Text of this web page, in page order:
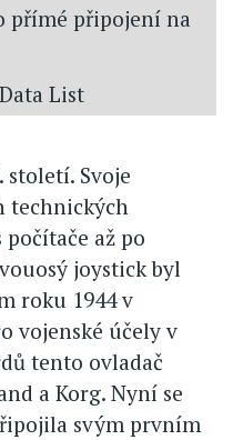
přímé připojení na
List
století. Svoje
technických
až po
joystick byl
roku 1944 v
vojenské účely v
tento ovladač
a Korg. Nyní se
svým prvním